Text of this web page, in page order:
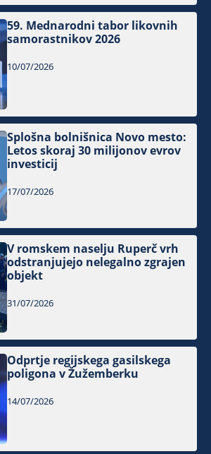
59. Mednarodni tabor likovnih
samorastnikov 2026
10/07/2026
Splošna bolnišnica Novo mesto:
Letos skoraj 30 milijonov evrov
investicij
17/07/2026
V romskem naselju Ruperč vrh
odstranjujejo nelegalno zgrajen
objekt
31/07/2026
Odprtje regijskega gasilskega
poligona v Žužemberku
14/07/2026